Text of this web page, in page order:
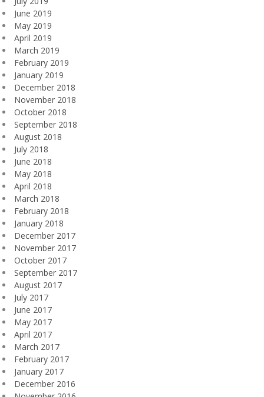
June 2019
May 2019
April 2019
March 2019
February 2019
January 2019
December 2018
November 2018
October 2018
September 2018
August 2018
July 2018
June 2018
May 2018
April 2018
March 2018
February 2018
January 2018
December 2017
November 2017
October 2017
September 2017
August 2017
July 2017
June 2017
May 2017
April 2017
March 2017
February 2017
January 2017
December 2016